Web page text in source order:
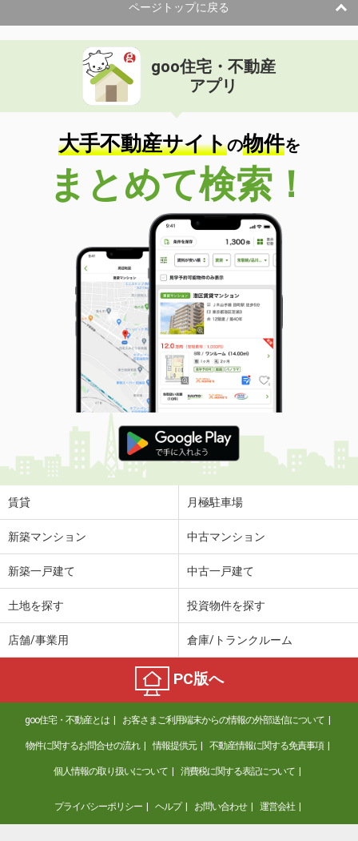
ページトップに戻る
goo住宅・不動産
アプリ
大手不動産サイトの物件を
まとめて検索！
賃貸 月極駐車場
新築マンション 中古マンション
新築一戸建て 中古一戸建て
土地を探す 投資物件を探す
店舗/事業用 倉庫/トランクルーム
PC版へ
goo住宅・不動産とは お客さまご利用端末からの情報の外部送信について
物件に関するお問合せの流れ 情報提供元 不動産情報に関する免責事項
個人情報の取り扱いについて 消費税に関する表記について
プライバシーポリシー ヘルプ お問い合わせ 運営会社